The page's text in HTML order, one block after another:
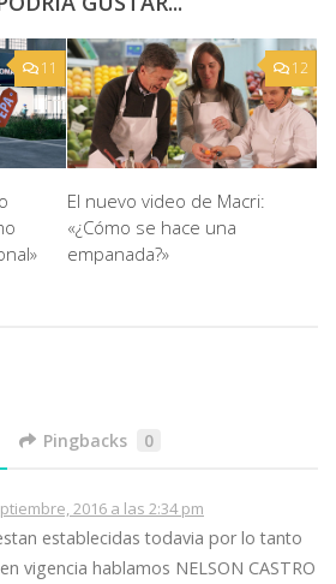
11 12
El nuevo video de Macri:
«¿Cómo se hace una
empanada?»
Pingbacks 0
2016 a las 2:34 pm
establecidas todavia por lo tanto
vigencia hablamos NELSON CASTRO